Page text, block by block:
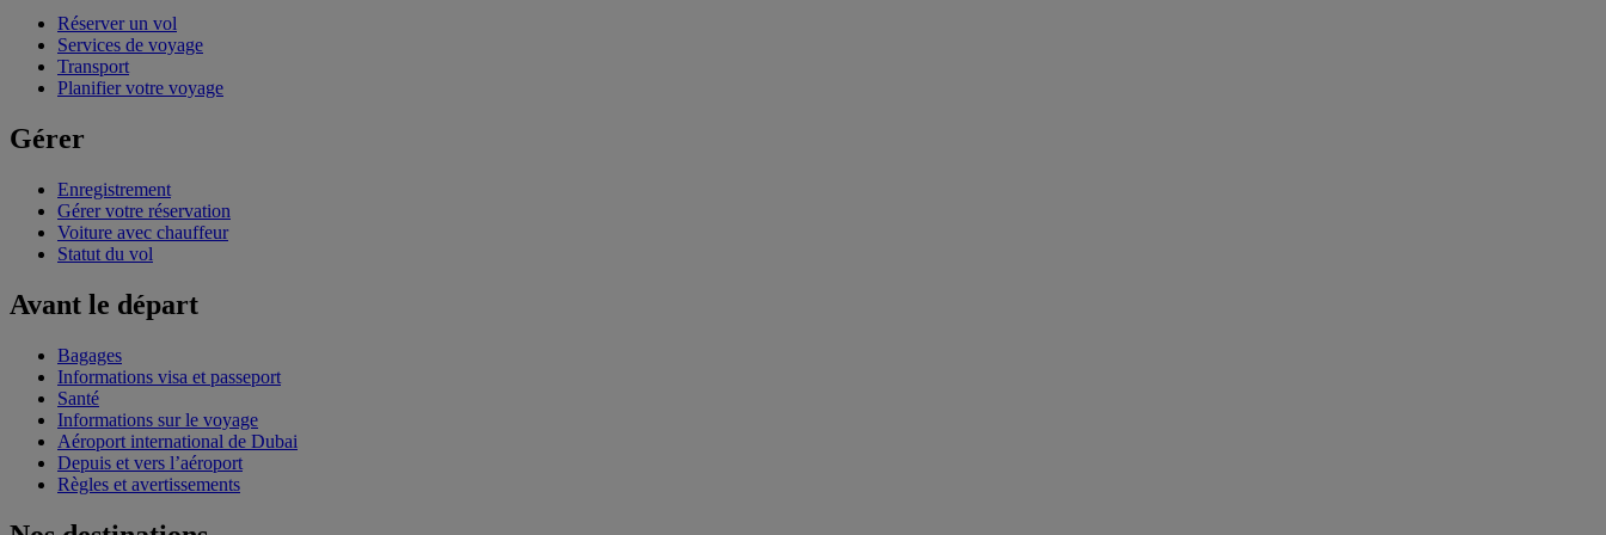
Réserver un vol
Services de voyage
Transport
Planifier votre voyage
Gérer
Enregistrement
Gérer votre réservation
Voiture avec chauffeur
Statut du vol
Avant le départ
Bagages
Informations visa et passeport
Santé
Informations sur le voyage
Aéroport international de Dubai
Depuis et vers l’aéroport
Règles et avertissements